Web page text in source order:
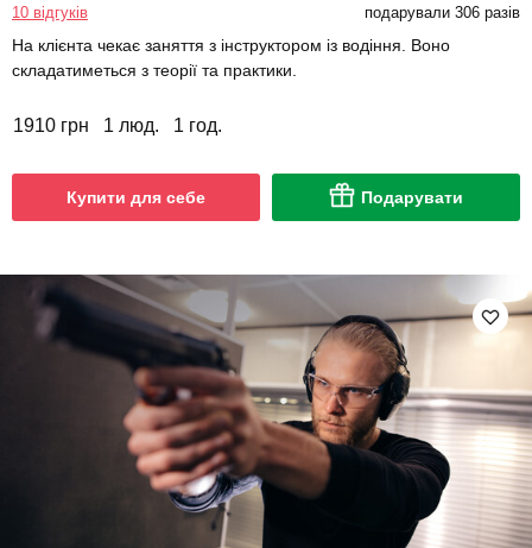
10 відгуків подарували 306 разів
На клієнта чекає заняття з інструктором із водіння. Воно
складатиметься з теорії та практики.
1910 грн 1 люд. 1 год.
Купити для себе Подарувати